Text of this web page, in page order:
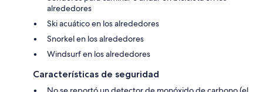
alrededores
Ski acuático en los alrededores
Snorkel en los alrededores
Windsurf en los alrededores
Características de seguridad